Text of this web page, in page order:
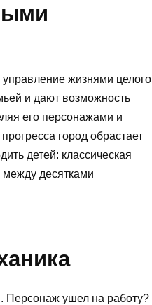
жизнями целого
и дают возможность
его персонажами и
город обрастает
детей: классическая
между десятками
ушел на работу?